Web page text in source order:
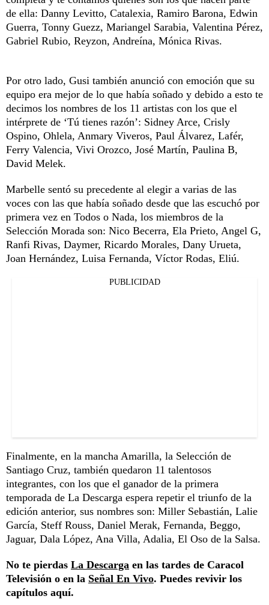
de ella: Danny Levitto, Catalexia, Ramiro Barona, Edwin
Guerra, Tonny Guezz, Mariangel Sarabia, Valentina Pérez,
Gabriel Rubio, Reyzon, Andreína, Mónica Rivas.
Por otro lado, Gusi también anunció con emoción que su
equipo era mejor de lo que había soñado y debido a esto te
decimos los nombres de los 11 artistas con los que el
intérprete de ‘Tú tienes razón’: Sidney Arce, Crisly
Ospino, Ohlela, Anmary Viveros, Paul Álvarez, Lafér,
Ferry Valencia, Vivi Orozco, José Martín, Paulina B,
David Melek.
Marbelle sentó su precedente al elegir a varias de las
voces con las que había soñado desde que las escuchó por
primera vez en Todos o Nada, los miembros de la
Selección Morada son: Nico Becerra, Ela Prieto, Angel G,
Ranfi Rivas, Daymer, Ricardo Morales, Dany Urueta,
Joan Hernández, Luisa Fernanda, Víctor Rodas, Eliú.
PUBLICIDAD
Finalmente, en la mancha Amarilla, la Selección de
Santiago Cruz, también quedaron 11 talentosos
integrantes, con los que el ganador de la primera
temporada de La Descarga espera repetir el triunfo de la
edición anterior, sus nombres son: Miller Sebastián, Lalie
García, Steff Rouss, Daniel Merak, Fernanda, Beggo,
Jaguar, Dala López, Ana Villa, Adalia, El Oso de la Salsa.
No te pierdas La Descarga en las tardes de Caracol
Televisión o en la Señal En Vivo. Puedes revivir los
capítulos aquí.